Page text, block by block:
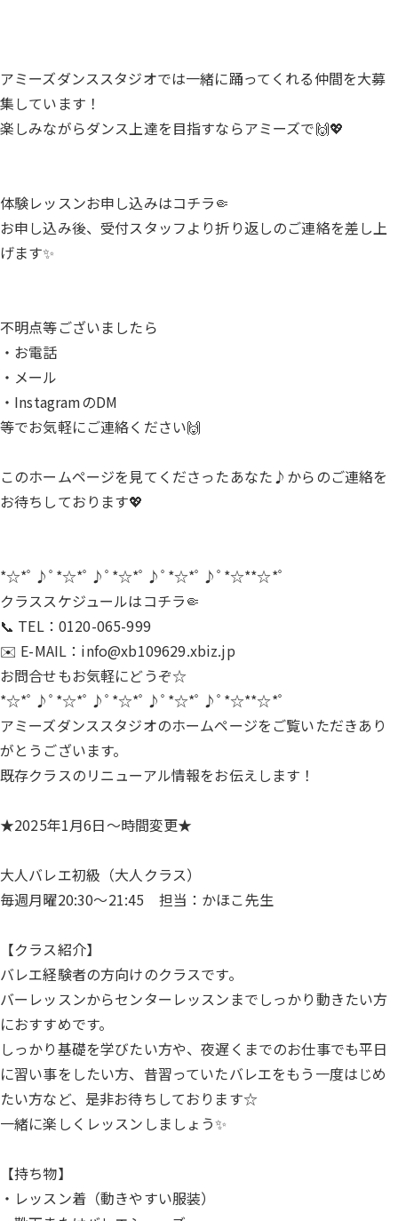
アミーズダンススタジオでは一緒に踊ってくれる仲間を大募
集しています！
楽しみながらダンス上達を目指すならアミーズで🙌💖
体験レッスンお申し込みはコチラ🤏
お申し込み後、受付スタッフより折り返しのご連絡を差し上
げます✨
不明点等ございましたら
・お電話
・メール
・InstagramのDM
等でお気軽にご連絡ください🙌
このホームページを見てくださったあなた♪からのご連絡を
お待ちしております💖
*☆*ﾟ♪ﾟ*☆*ﾟ♪ﾟ*☆*ﾟ♪ﾟ*☆*ﾟ♪ﾟ*☆**☆*ﾟ
クラススケジュールはコチラ🤏
📞 TEL：0120-065-999
✉️ E-MAIL：info@xb109629.xbiz.jp
お問合せもお気軽にどうぞ☆
*☆*ﾟ♪ﾟ*☆*ﾟ♪ﾟ*☆*ﾟ♪ﾟ*☆*ﾟ♪ﾟ*☆**☆*ﾟ
アミーズダンススタジオのホームページをご覧いただきあり
がとうございます。
既存クラスのリニューアル情報をお伝えします！
★2025年1月6日～時間変更★
大人バレエ初級（大人クラス）
毎週月曜20:30～21:45 担当：かほこ先生
【クラス紹介】
バレエ経験者の方向けのクラスです。
バーレッスンからセンターレッスンまでしっかり動きたい方
におすすめです。
しっかり基礎を学びたい方や、夜遅くまでのお仕事でも平日
に習い事をしたい方、昔習っていたバレエをもう一度はじめ
たい方など、是非お待ちしております☆
一緒に楽しくレッスンしましょう✨
【持ち物】
・レッスン着（動きやすい服装）